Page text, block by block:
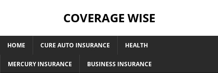
COVERAGE WISE
HOME CURE AUTO INSURANCE HEALTH
MERCURY INSURANCE BUSINESS INSURANCE